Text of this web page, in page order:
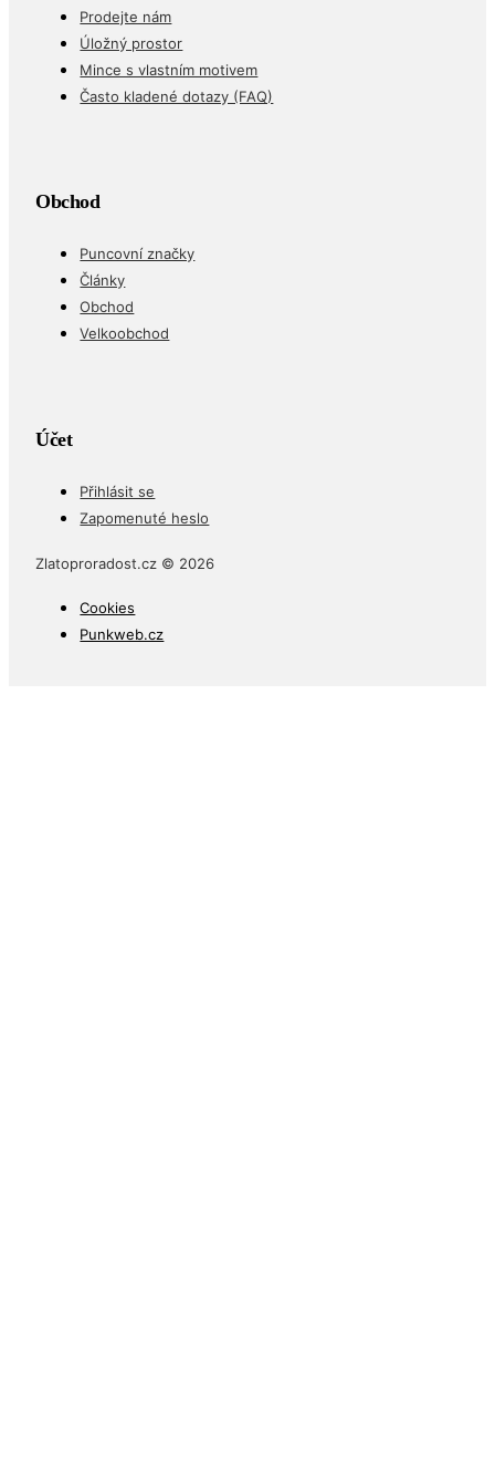
Prodejte nám
Úložný prostor
Mince s vlastním motivem
Často kladené dotazy (FAQ)
Obchod
Puncovní značky
Články
Obchod
Velkoobchod
Účet
Přihlásit se
Zapomenuté heslo
Zlatoproradost.cz © 2026
Cookies
Punkweb.cz